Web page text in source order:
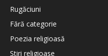
Rugăciuni
Fără categorie
Poezia religioasă
Stiri religioase